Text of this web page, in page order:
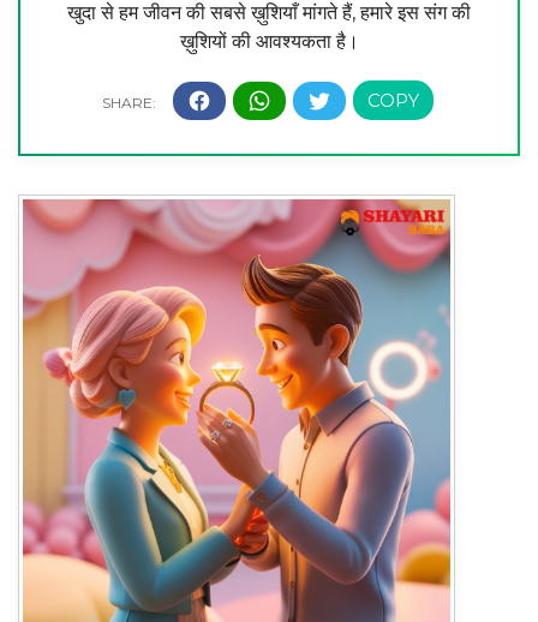
खुदा से हम जीवन की सबसे ख़ुशियाँ मांगते हैं, हमारे इस संग की
ख़ुशियों की आवश्यकता है।